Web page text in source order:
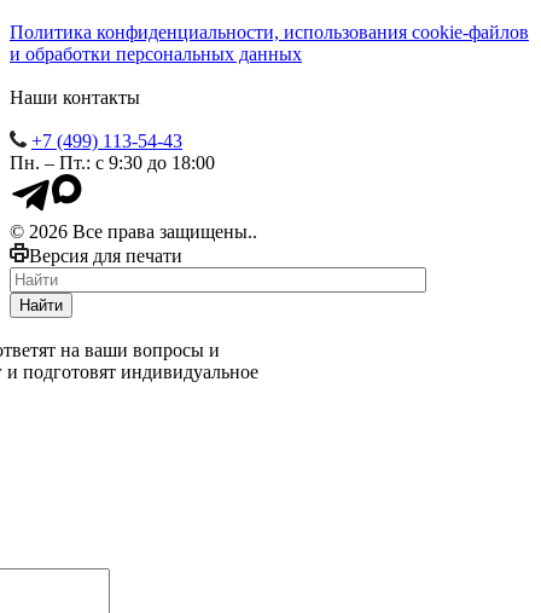
Политика конфиденциальности, использования сookie-файлов
и обработки персональных данных
Наши контакты
+7 (499) 113-54-43
Пн. – Пт.: с 9:30 до 18:00
© 2026 Все права защищены..
Версия для печати
Найти
на ваши вопросы и
и подготовят индивидуальное